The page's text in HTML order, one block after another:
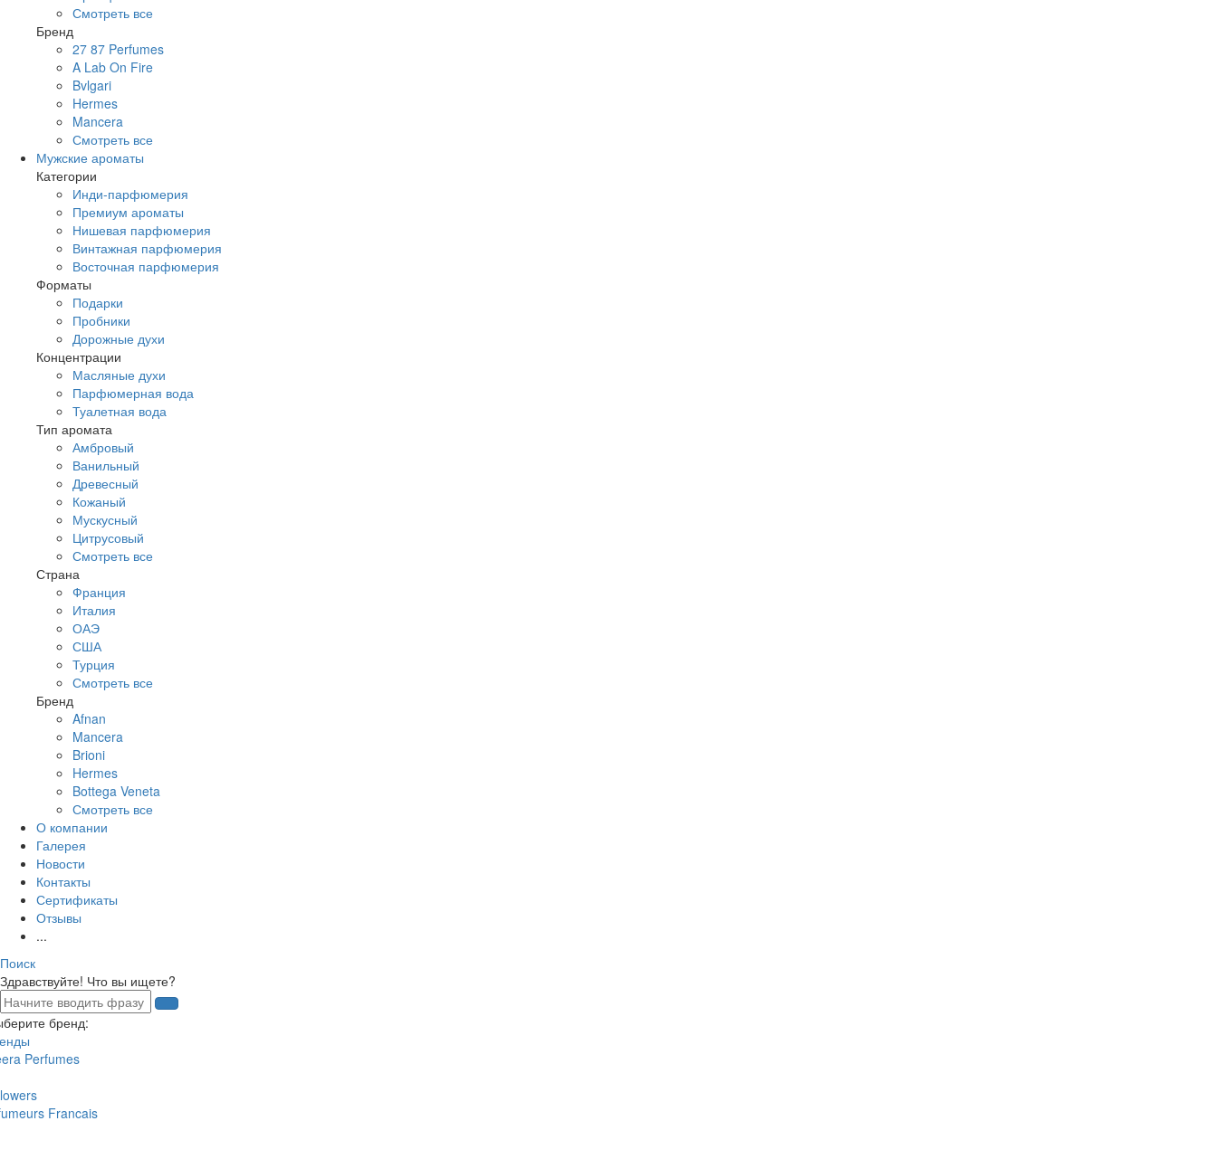
Смотреть все
Бренд
27 87 Perfumes
A Lab On Fire
Bvlgari
Hermes
Mancera
Смотреть все
Мужские ароматы
Категории
Инди-парфюмерия
Премиум ароматы
Нишевая парфюмерия
Винтажная парфюмерия
Восточная парфюмерия
Форматы
Подарки
Пробники
Дорожные духи
Концентрации
Масляные духи
Парфюмерная вода
Туалетная вода
Тип аромата
Амбровый
Ванильный
Древесный
Кожаный
Мускусный
Цитрусовый
Смотреть все
Страна
Франция
Италия
ОАЭ
США
Турция
Смотреть все
Бренд
Afnan
Mancera
Brioni
Hermes
Bottega Veneta
Смотреть все
О компании
Галерея
Новости
Контакты
Сертификаты
Отзывы
...
Поиск
Здравствуйте! Что вы ищете?
бренд:
Perfumes
Francais